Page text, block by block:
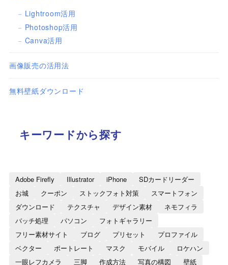
Lightroom活用
Photoshop活用
Canva活用
画像販売の活用法
無料壁紙ダウンロード
キーワードから探す
Adobe Firefly Illustrator iPhone
SDカードリーダー
お城
クーポン ストックフォト対策
スマートフォン
ダウンロード
テクスチャ デザイン素材
ネモフィラ
バッチ処理
パソコン
フォトギャラリー
フリー素材サイト
ブログ プリセット
プロファイル
ベクター
ポートレート マスク モバイル
ロケハン
一眼レフカメラ
三脚 作成方法 写真の構図 壁紙